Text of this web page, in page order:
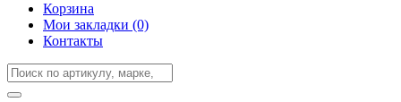
Корзина
Мои закладки (0)
Контакты